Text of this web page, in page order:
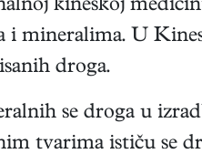
kineskoj
i mineralima. U
droga.
se droga u
tvarima ističu se